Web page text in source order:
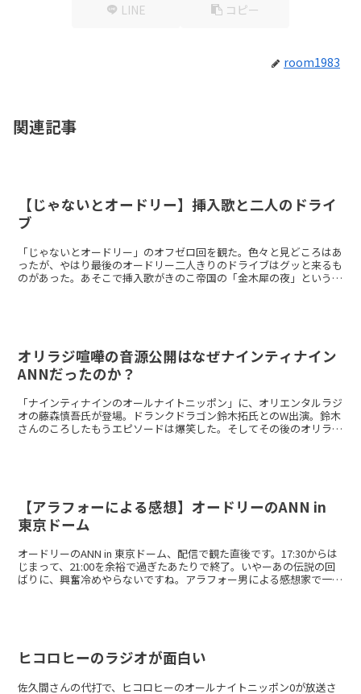
LINE コピー
room1983
関連記事
【じゃないとオードリー】挿入歌と二人のドライ
ブ
「じゃないとオードリー」のオフゼロ回を観た。色々と見どころはあ
ったが、やはり最後のオードリー二人きりのドライブはグッと来るも
のがあった。あそこで挿入歌がきのこ帝国の「金木犀の夜」というの
オリラジ喧嘩の音源公開はなぜナインティナイン
ANNだったのか？
「ナインティナインのオールナイトニッポン」に、オリエンタルラジ
オの藤森慎吾氏が登場。ドランクドラゴン鈴木拓氏とのW出演。鈴木
さんのころしたもうエピソードは爆笑した。そしてその後のオリラジ
【アラフォーによる感想】オードリーのANN in
東京ドーム
オードリーのANN in 東京ドーム、配信で観た直後です。17:30からは
じまって、21:00を余裕で過ぎたあたりで終了。いやーあの伝説の回
ばりに、興奮冷めやらないですね。アラフォー男による感想家で一人
ヒコロヒーのラジオが面白い
佐久間さんの代打で、ヒコロヒーのオールナイトニッポン0が放送さ